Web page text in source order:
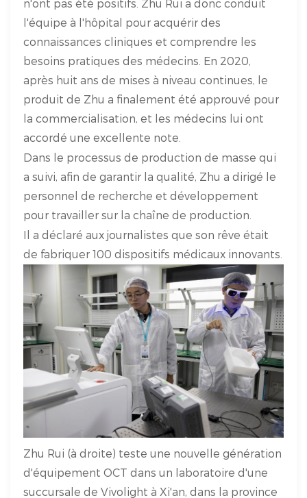
n'ont pas été positifs. Zhu Rui a donc conduit
l'équipe à l'hôpital pour acquérir des
connaissances cliniques et comprendre les
besoins pratiques des médecins. En 2020,
après huit ans de mises à niveau continues, le
produit de Zhu a finalement été approuvé pour
la commercialisation, et les médecins lui ont
accordé une excellente note.
Dans le processus de production de masse qui
a suivi, afin de garantir la qualité, Zhu a dirigé le
personnel de recherche et développement
pour travailler sur la chaîne de production.
Il a déclaré aux journalistes que son rêve était
de fabriquer 100 dispositifs médicaux innovants.
Zhu Rui (à droite) teste une nouvelle génération
d'équipement OCT dans un laboratoire d'une
succursale de Vivolight à Xi'an, dans la province